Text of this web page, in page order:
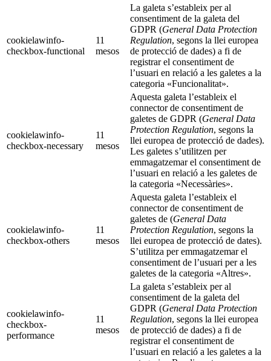
cookielawinfo-
checkbox-functional
11
mesos
La galeta s’estableix per al
consentiment de la galeta del
GDPR (General Data Protection
Regulation, segons la llei europea
de protecció de dades) a fi de
registrar el consentiment de
l’usuari en relació a les galetes a la
categoria «Funcionalitat».
cookielawinfo-
checkbox-necessary
11
mesos
Aquesta galeta l’estableix el
connector de consentiment de
galetes de GDPR (General Data
Protection Regulation, segons la
llei europea de protecció de dades).
Les galetes s’utilitzen per
emmagatzemar el consentiment de
l’usuari en relació a les galetes de
la categoria «Necessàries».
cookielawinfo-
checkbox-others
11
mesos
Aquesta galeta l’estableix el
connector de consentiment de
galetes de (General Data
Protection Regulation, segons la
llei europea de protecció de dates).
S’utilitza per emmagatzemar el
consentiment de l’usuari per a les
galetes de la categoria «Altres».
cookielawinfo-
checkbox-
performance
11
mesos
La galeta s’estableix per al
consentiment de la galeta del
GDPR (General Data Protection
Regulation, segons la llei europea
de protecció de dades) a fi de
registrar el consentiment de
l’usuari en relació a les galetes a la